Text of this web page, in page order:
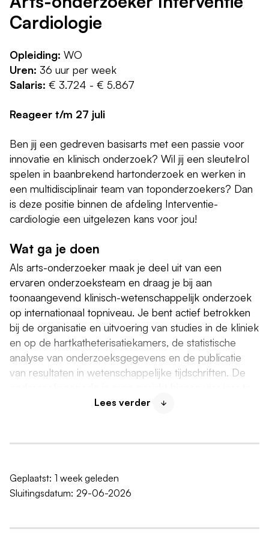
Cardiologie
Opleiding: WO
Uren: 36 uur per week
Salaris: € 3.724 - € 5.867
Reageer t/m 27 juli
Ben jij een gedreven basisarts met een passie voor
innovatie en klinisch onderzoek? Wil jij een sleutelrol
spelen in baanbrekend hartonderzoek en werken in
een multidisciplinair team van toponderzoekers? Dan
is deze positie binnen de afdeling Interventie-
cardiologie een uitgelezen kans voor jou!
Wat ga je doen
Als arts-onderzoeker maak je deel uit van een
ervaren onderzoeksteam en draag je bij aan
toonaangevend klinisch-wetenschappelijk onderzoek
op internationaal topniveau. Je bent actief betrokken
bij de organisatie en uitvoering van studies in de kliniek
en op de hartkatheterisatiekamers, de statistische
analyse van onderzoeksgegevens en de publicatie
van resultaten in wetenschappelijke tijdschriften. De
leiden tot een academische promotie.
onderzoeksproject waar jij als arts-onderzoeker een
STICH 3.0-NL:Gerandomiseerde studie naar de
Lees verder
Geplaatst: 1 week geleden
Sluitingsdatum: 29-06-2026